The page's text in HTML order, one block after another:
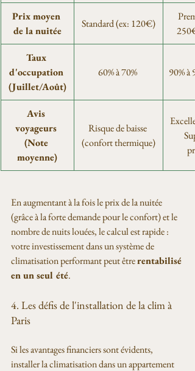
Prix moyen
de la nuitée
Standard (ex: 120€)
Taux
d'occupation
(Juillet/Août)
60% à 70% 90% à
Avis
voyageurs
(Note
moyenne)
Risque de baisse
(confort thermique)
En augmentant à la fois le prix de la nuitée
(grâce à la forte demande pour le confort) et le
nombre de nuits louées, le calcul est rapide :
votre investissement dans un système de
climatisation performant peut être rentabilisé
en un seul été.
4. Les défis de l'installation de la clim à
Paris
Si les avantages financiers sont évidents,
installer la climatisation dans un appartement